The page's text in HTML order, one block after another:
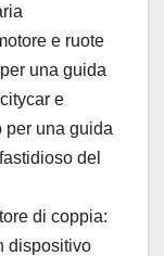
e ruote
una guida
e
per una guida
del
di coppia:
dispositivo